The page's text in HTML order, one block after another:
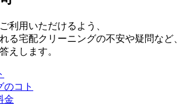
利用いただけるよう、
る宅配クリーニングの不安や疑問など、
えします。
のコト
金